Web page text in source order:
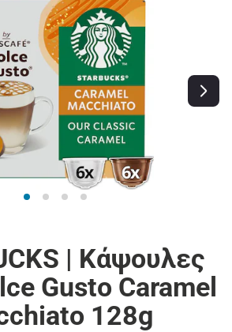
| Κάψουλες
Gusto Caramel
128g